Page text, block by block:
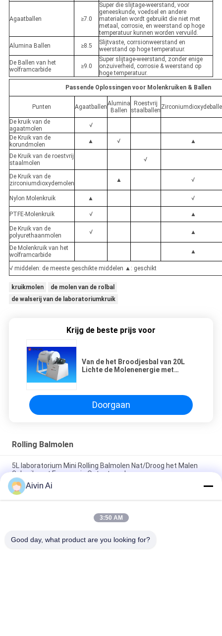
Agaatballen ≥7.0
Super die slijtage-weerstand, voor
geneeskunde, voedsel en andere
materialen wordt gebruikt die niet met
metaal, corrosie, en weerstand op hoge
temperatuur kunnen worden vervuild.
Alumina Ballen
≥8.5
Slijtvaste, corrsionweerstand en
weerstand op hoge temperatuur.
De Ballen van het
wolframcarbide
≥9.0
Super slijtage-weerstand, zonder enige
onzuiverheid, corrosie & weerstand op
hoge temperatuur.
Passende Oplossingen voor Molenkruiken & Ballen
Punten AgaatballenAlumina
Ballen
Roestvrij
staalballen
De kruik van de
agaatmolen
√
De Kruik van de
korundmolen
▲ √ ▲
De Kruik van de roestvrij
staalmolen
√
De Kruik van de
zirconiumdioxydemolen
▲ √
Nylon Molenkruik ▲ √
PTFE-Molenkruik √ ▲
De Kruik van de
polyurethaanmolen
√ ▲
De Molenkruik van het
wolframcarbide
▲
√ middelen: de meeste geschikte middelen ▲: geschikt
kruikmolen
de molen van de rolbal
de walserij van de laboratoriumkruik
Krijg de beste prijs voor
Van de het Broodjesbal van 20L
Lichte de Molenenergie met
Doorgaan
Rolling Balmolen
5L laboratorium Mini Rolling Balmolen Nat/Droog het Malen
Gebruik met Eenvormig Outputpoeder
De Balmolen van het laboratorium1*5l Broodje, Walserij van de
het Laboratoriumkruik van het Micronpoeder de Malende
Industriële het Malen en het Zeven Machine voor het
Aivin Ai
3:50 AM
Good day, what product are you looking for?